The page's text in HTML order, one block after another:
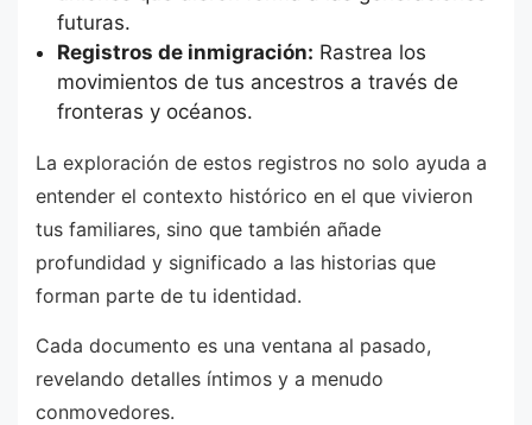
futuras.
Registros de inmigración: Rastrea los
movimientos de tus ancestros a través de
fronteras y océanos.
La exploración de estos registros no solo ayuda a
entender el contexto histórico en el que vivieron
tus familiares, sino que también añade
profundidad y significado a las historias que
forman parte de tu identidad.
Cada documento es una ventana al pasado,
revelando detalles íntimos y a menudo
conmovedores.